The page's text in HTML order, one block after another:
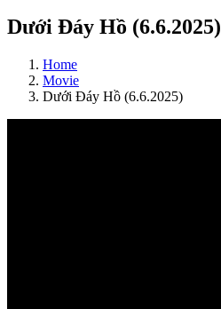
Dưới Đáy Hồ (6.6.2025)
Home
Movie
Dưới Đáy Hồ (6.6.2025)